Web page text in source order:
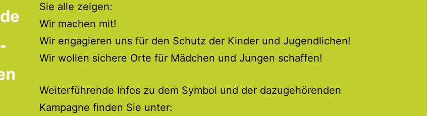
Sie alle zeigen:
Wir machen mit!
Wir engagieren uns für den Schutz der Kinder und Jugendlichen!
Wir wollen sichere Orte für Mädchen und Jungen schaffen!
Weiterführende Infos zu dem Symbol und der dazugehörenden
Kampagne finden Sie unter: